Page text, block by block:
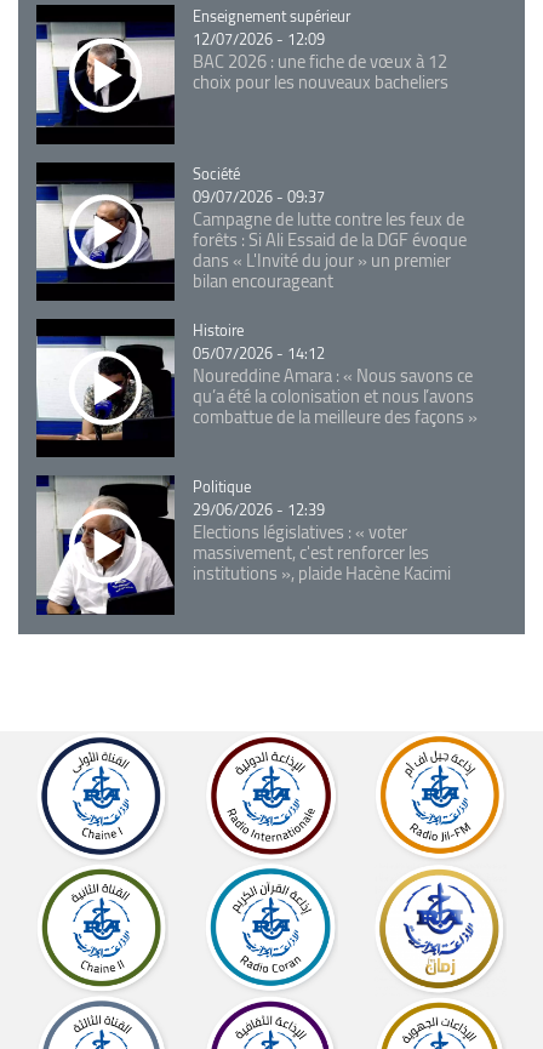
Catégorie
Enseignement supérieur
12/07/2026 - 12:09
BAC 2026 : une fiche de vœux à 12
choix pour les nouveaux bacheliers
Catégorie
Société
09/07/2026 - 09:37
Campagne de lutte contre les feux de
forêts : Si Ali Essaid de la DGF évoque
dans « L'Invité du jour » un premier
bilan encourageant
Catégorie
Histoire
05/07/2026 - 14:12
Noureddine Amara : « Nous savons ce
qu’a été la colonisation et nous l’avons
combattue de la meilleure des façons »
Catégorie
Politique
29/06/2026 - 12:39
Elections législatives : « voter
massivement, c'est renforcer les
institutions », plaide Hacène Kacimi